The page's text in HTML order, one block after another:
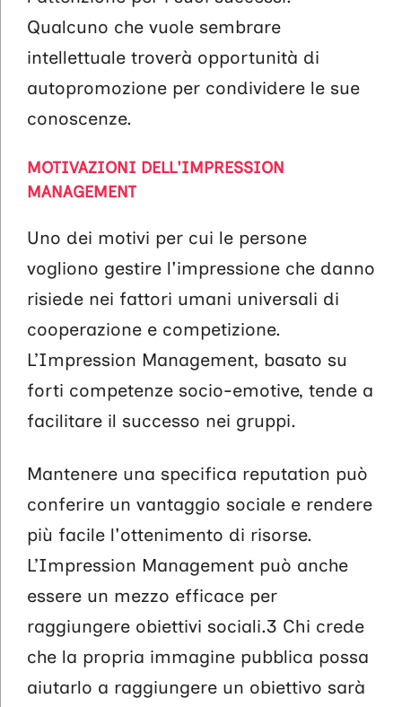
Qualcuno che vuole sembrare
intellettuale troverà opportunità di
autopromozione per condividere le sue
conoscenze.
MOTIVAZIONI DELL'IMPRESSION
MANAGEMENT
Uno dei motivi per cui le persone
vogliono gestire l'impressione che danno
risiede nei fattori umani universali di
cooperazione e competizione.
L’Impression Management, basato su
forti competenze socio-emotive, tende a
facilitare il successo nei gruppi.
Mantenere una specifica reputation può
conferire un vantaggio sociale e rendere
più facile l'ottenimento di risorse.
L’Impression Management può anche
essere un mezzo efficace per
raggiungere obiettivi sociali.3 Chi crede
che la propria immagine pubblica possa
aiutarlo a raggiungere un obiettivo sarà